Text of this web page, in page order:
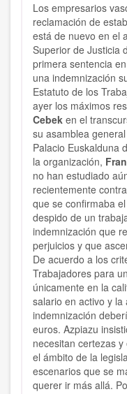
Los empresarios
reclamación de
está de nuevo en el
Superior de Justicia
primera sentencia
una indemnización
Estatuto de los
ayer los máximos
Cebek en el
su asamblea
Palacio Euskalduna
la organización,
no han estudiado
recientemente
que se confirmaba
despido de un
indemnización que
perjuicios y que
De acuerdo a los
Trabajadores para
únicamente en la
salario en activo y
indemnización
euros. Azpiazu
necesitan certezas
el ámbito de la
escenarios que se
querer ir más allá.